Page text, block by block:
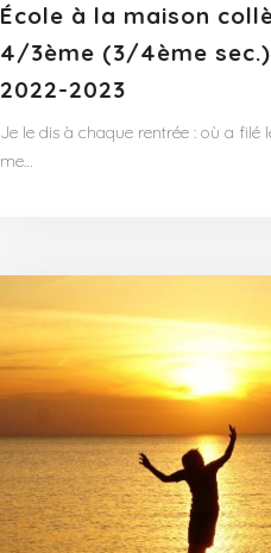
École à la maison
4/3ème (3/4ème
2022-2023
Je le dis à chaque rentrée : où a filé
me…